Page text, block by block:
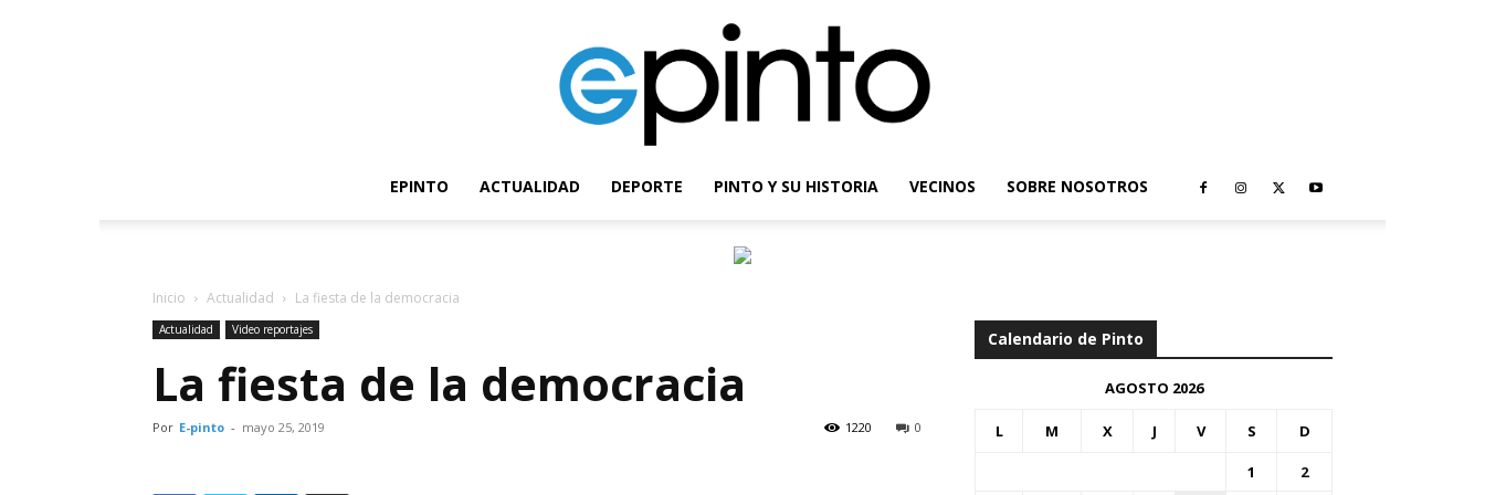
EPINTO ACTUALIDAD DEPORTE PINTO Y SU HISTORIA VECINOS SOBRE NOSOTROS
Inicio Actualidad La fiesta de la democracia
Actualidad Video reportajes
La fiesta de la democracia
Por E-pinto - mayo 25, 2019 0
1220
Calendario de Pinto
AGOSTO 2026
L M X J V S D
1 2